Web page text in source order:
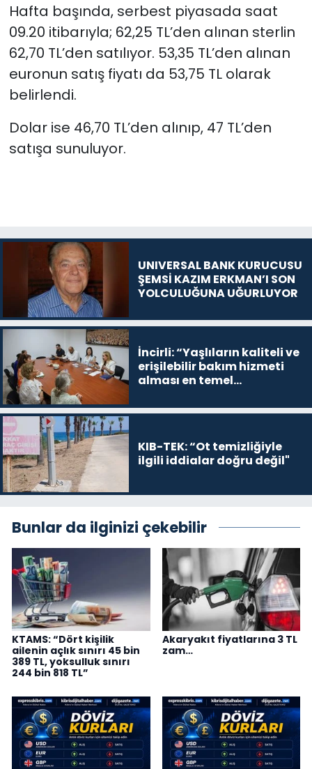
Hafta başında, serbest piyasada saat
09.20 itibarıyla; 62,25 TL’den alınan sterlin
62,70 TL’den satılıyor. 53,35 TL’den alınan
euronun satış fiyatı da 53,75 TL olarak
belirlendi.
Dolar ise 46,70 TL’den alınıp, 47 TL’den
satışa sunuluyor.
UNIVERSAL BANK KURUCUSU
ŞEMSİ KAZIM ERKMAN’I SON
YOLCULUĞUNA UĞURLUYOR
İncirli: “Yaşlıların kaliteli ve
erişilebilir bakım hizmeti
alması en temel
KIB-TEK: “Ot temizliğiyle
ilgili iddialar doğru değil"
Bunlar da ilginizi çekebilir
KTAMS: “Dört kişilik
ailenin açlık sınırı 45 bin
389 TL, yoksulluk sınırı
244 bin 818 TL”
Akaryakıt fiyatlarına 3 TL
zam…
Teknoloji
TÜRKiYE
Video Galeri